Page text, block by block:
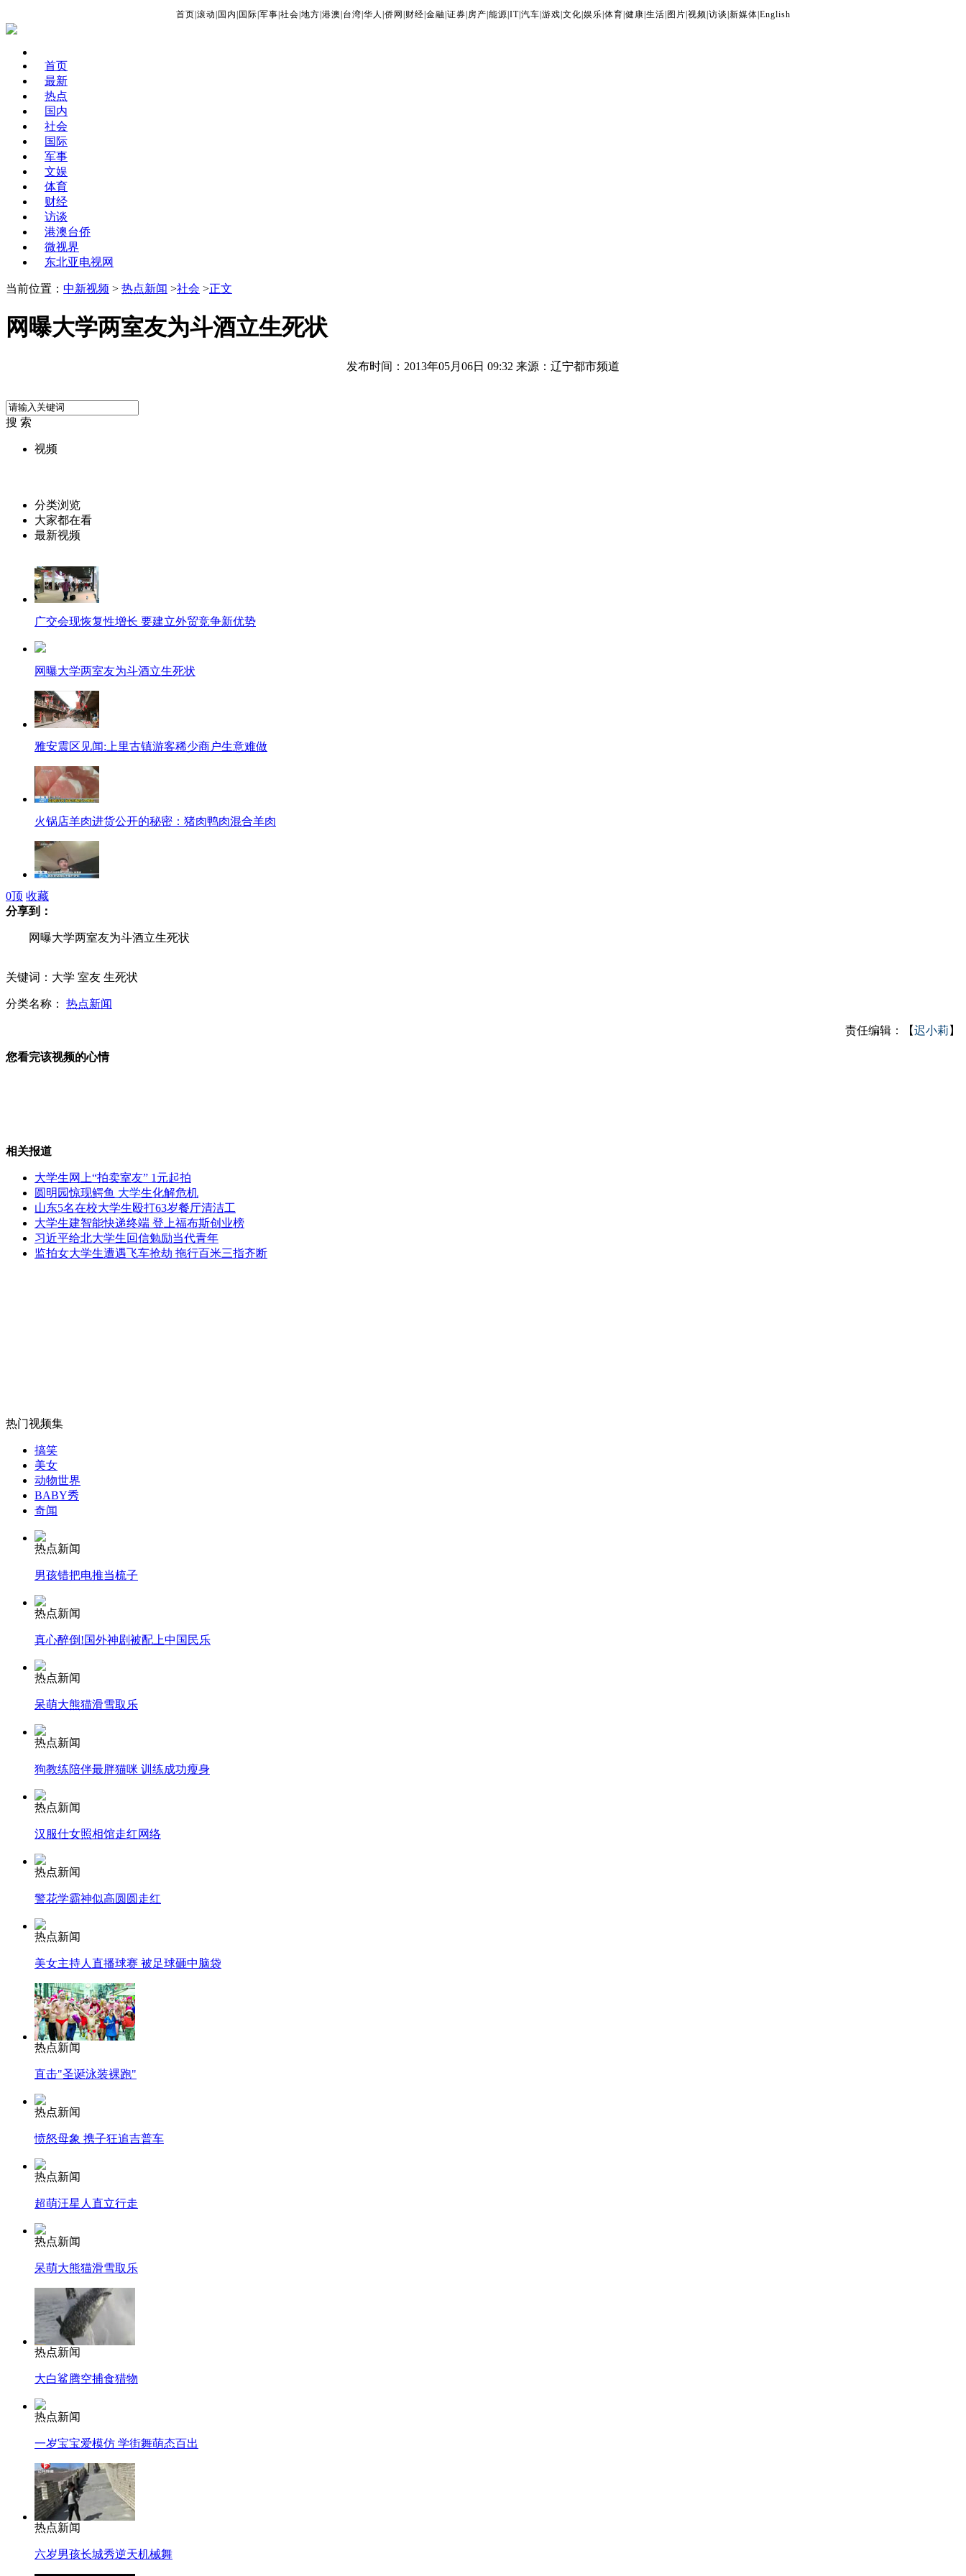
首页 滚动 国内 国际 军事 社会 地方 港澳 台湾 华人 侨网 财经 金融 证券 房产 能源 IT| 汽车 游戏 文化 娱乐 体育 健康 生活 图片 视频 访谈 新媒体 English
首页
最新
热点
国内
社会
国际
军事
文娱
体育
财经
访谈
港澳台侨
微视界
东北亚电视网
当前位置： 中新视频 > 热点新闻 >社会 >正文
网曝大学两室友为斗酒立生死状
发布时间：2013年05月06日 09:32 来源：辽宁都市频道
搜 索
视频
分类浏览
大家都在看
最新视频
广交会现恢复性增长 要建立外贸竞争新优势
网曝大学两室友为斗酒立生死状
雅安震区见闻:上里古镇游客稀少商户生意难做
火锅店羊肉进货公开的秘密：猪肉鸭肉混合羊肉
记者追问火锅店羊肉真假 店长称不敢评论
中国海外旅游团领队被视为“肥羊”频遭抢劫
网曝女子在深圳地铁站电梯中大便
无锡特大假羊肉案嫌犯否认用老鼠肉作原料
老外拍到疑似巨大水怪
外交部：反对强权政治霸凌主义
外交部：有关国家言论片面不公正
安徽一实载49人客车翻车
走！跟着总书记去植树
消防员救轻生者 花炮节热闹非凡
纽约上演“枕头大战”
司机酒驾遇交警 急速倒车逃窜
0顶 收藏
分享到：
网曝大学两室友为斗酒立生死状
关键词：大学 室友 生死状
分类名称： 热点新闻
责任编辑：【迟小莉 】
您看完该视频的心情
相关报道
大学生网上“拍卖室友” 1元起拍
圆明园惊现鳄鱼 大学生化解危机
山东5名在校大学生殴打63岁餐厅清洁工
大学生建智能快递终端 登上福布斯创业榜
习近平给北大学生回信勉励当代青年
监拍女大学生遭遇飞车抢劫 拖行百米三指齐断
热门视频集
搞笑
美女
动物世界
BABY秀
奇闻
热点新闻
男孩错把电推当梳子
热点新闻
真心醉倒!国外神剧被配上中国民乐
热点新闻
呆萌大熊猫滑雪取乐
热点新闻
狗教练陪伴最胖猫咪 训练成功瘦身
热点新闻
汉服仕女照相馆走红网络
热点新闻
警花学霸神似高圆圆走红
热点新闻
美女主持人直播球赛 被足球砸中脑袋
热点新闻
直击"圣诞泳装裸跑"
热点新闻
愤怒母象 携子狂追吉普车
热点新闻
超萌汪星人直立行走
热点新闻
呆萌大熊猫滑雪取乐
热点新闻
大白鲨腾空捕食猎物
热点新闻
一岁宝宝爱模仿 学街舞萌态百出
热点新闻
六岁男孩长城秀逆天机械舞